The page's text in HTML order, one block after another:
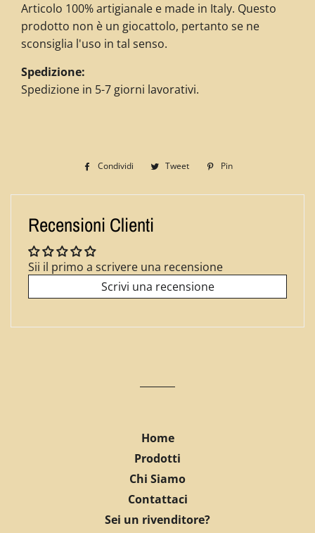
Articolo 100% artigianale e made in Italy. Questo
prodotto non è un giocattolo, pertanto se ne
sconsiglia l'uso in tal senso.
Spedizione:
Spedizione in 5-7 giorni lavorativi.
Condividi
Condividi
Facebook
Tweet
Twitta
Twitter
Pin
Pinterest
Recensioni Clienti
Sii il primo a scrivere una recensione
Scrivi una recensione
Home
Prodotti
Chi Siamo
Contattaci
Sei un rivenditore?